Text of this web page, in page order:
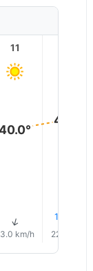
11
↑
km/h
42.0°
1% Kiša
22.0 km/h